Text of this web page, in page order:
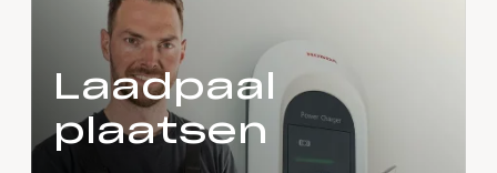
Laadpaal
plaatsen